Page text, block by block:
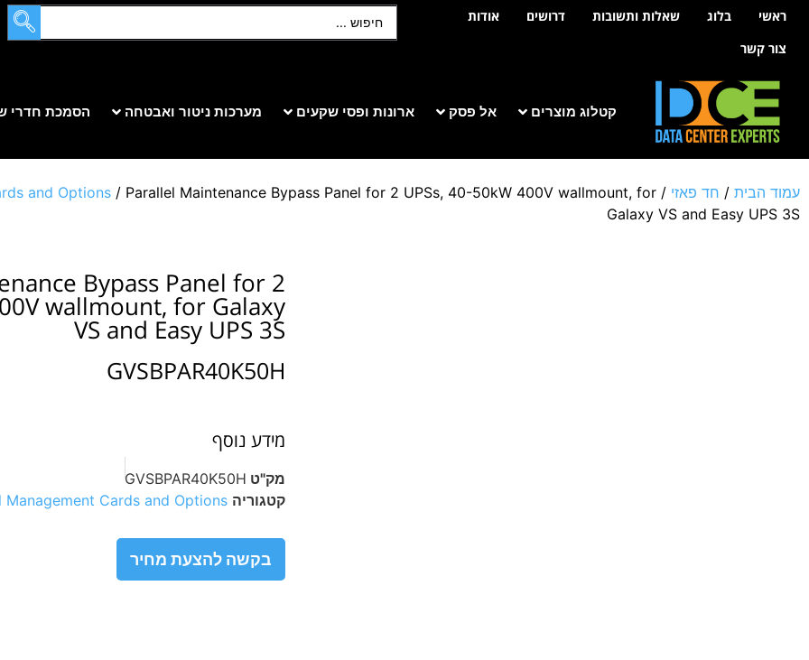
לתוכןראשי בלוג שאלות ותשובות דרושים
אודות
צור קשר
קטלוג מוצרים אל פסק ארונות ופסי שקעים מערכות ניטור ואבטחה הסמכת חדרי
עמוד הבית / חד פאזי /
and Options / Parallel Maintenance Bypass Panel for 2 UPSs, 40-50kW 400V wallmount, for
Galaxy VS and Easy UPS 3S
Bypass Panel for 2
wallmount, for Galaxy
VS and Easy UPS 3S
GVSBPAR40K50H
מידע נוסף
מק"ט GVSBPAR40K50H
קטגוריה Management Cards and Options
בקשה להצעת מחיר